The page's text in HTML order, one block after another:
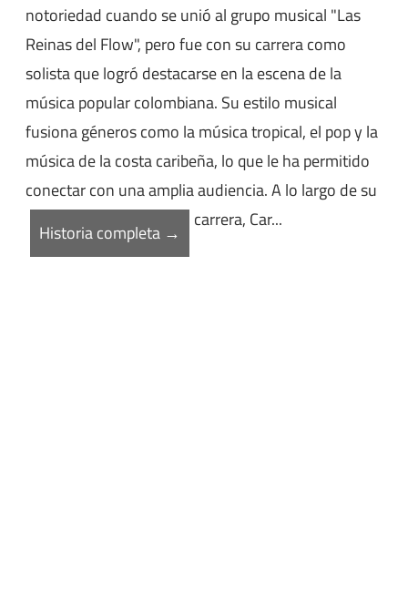
notoriedad cuando se unió al grupo musical "Las
Reinas del Flow", pero fue con su carrera como
solista que logró destacarse en la escena de la
música popular colombiana. Su estilo musical
fusiona géneros como la música tropical, el pop y la
música de la costa caribeña, lo que le ha permitido
conectar con una amplia audiencia. A lo largo de su
carrera, Car...
Historia completa →